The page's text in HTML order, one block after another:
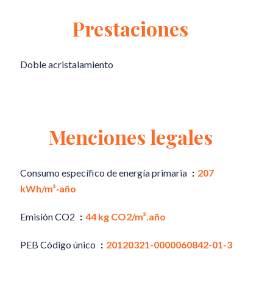
Prestaciones
Doble acristalamiento
Menciones legales
Consumo específico de energía primaria
207
kWh/m²·año
Emisión CO2 44 kg CO2/m².año
PEB Código único 20120321-0000060842-01-3